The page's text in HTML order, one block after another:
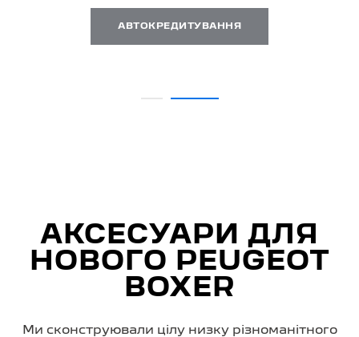
АВТОКРЕДИТУВАННЯ
АКСЕСУАРИ ДЛЯ
НОВОГО PEUGEOT
BOXER
Ми сконструювали цілу низку різноманітного